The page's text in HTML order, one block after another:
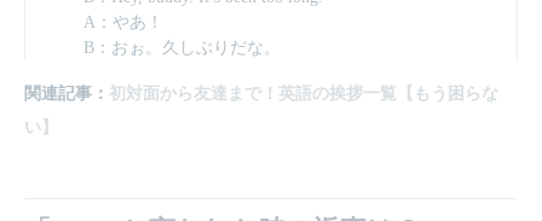
A：やあ！
B：おぉ。久しぶりだな。
関連記事： 初対面から友達まで！英語の挨拶一覧【もう困らな
い】